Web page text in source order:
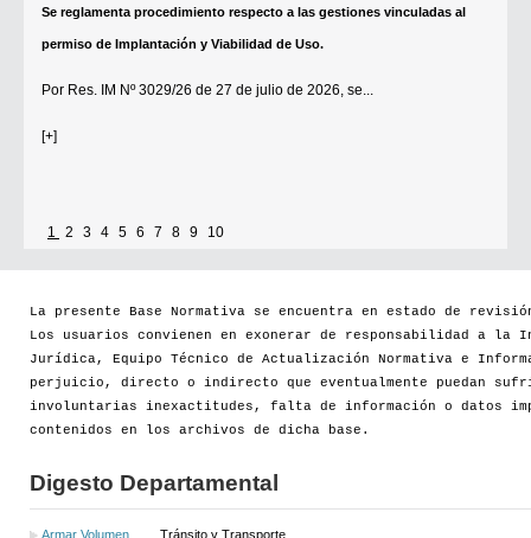
permiso de Implantación y Viabilidad de Uso.
Por Res. IM Nº 3029/26 de 27 de julio de 2026, se...
establecimientos que soliciten el reconocimiento como Espacio Cultural
Por...
[+]
1 2 3 4 5 6 7 8 9 10
La presente Base Normativa se encuentra en estado de
Los usuarios convienen en exonerar de responsabilidad a la
Jurídica, Equipo Técnico de Actualización Normativa e
perjuicio, directo o indirecto que eventualmente puedan
involuntarias inexactitudes, falta de información o datos
contenidos en los archivos de dicha base.
Digesto Departamental
Armar Volumen
Tránsito y Transporte